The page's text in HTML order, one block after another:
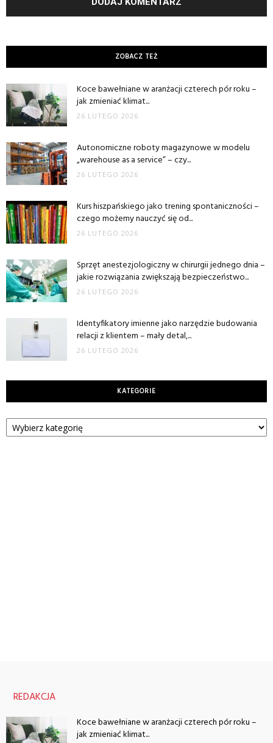
ZOBACZ TEŻ
Koce bawełniane w aranżacji czterech pór roku –
jak zmieniać klimat...
26 LUTEGO 2026
Autonomiczne roboty magazynowe w modelu
„warehouse as a service” – czy...
26 LUTEGO 2026
Kurs hiszpańskiego jako trening spontaniczności –
czego możemy nauczyć się od...
26 LUTEGO 2026
Sprzęt anestezjologiczny w chirurgii jednego dnia –
jakie rozwiązania zwiększają bezpieczeństwo...
26 LUTEGO 2026
Identyfikatory imienne jako narzędzie budowania
relacji z klientem – mały detal,...
26 LUTEGO 2026
KATEGORIE
Kategorie
REDAKCJA
Koce bawełniane w aranżacji czterech pór roku –
jak zmieniać klimat...